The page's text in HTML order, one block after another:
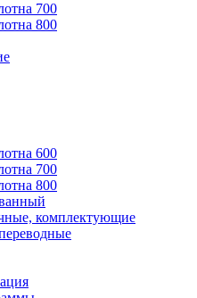
700
800
600
700
800
комплектующие